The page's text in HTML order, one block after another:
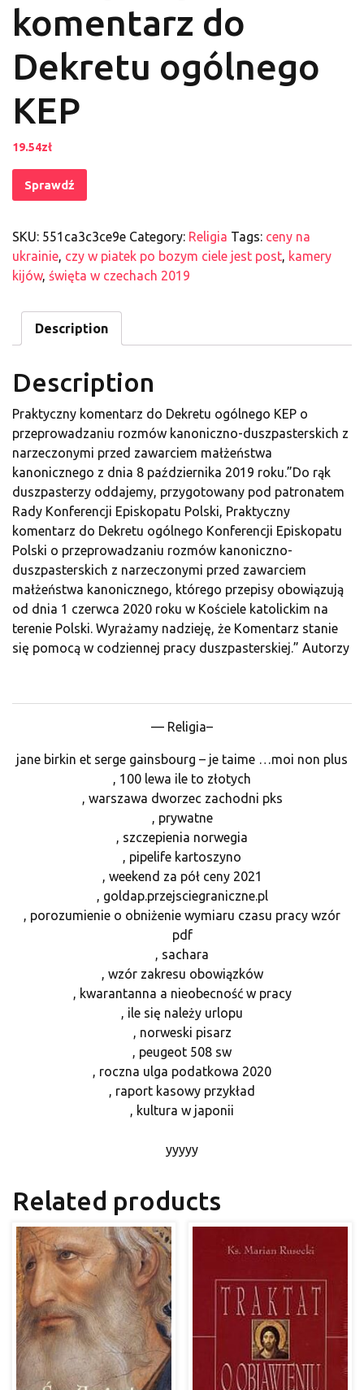
komentarz do
Dekretu ogólnego
KEP
19.54zł
Sprawdź
SKU: 551ca3c3ce9e Category: Religia Tags: ceny na
ukrainie, czy w piatek po bozym ciele jest post, kamery
kijów, święta w czechach 2019
Description
Description
Praktyczny komentarz do Dekretu ogólnego KEP o
przeprowadzaniu rozmów kanoniczno-duszpasterskich z
narzeczonymi przed zawarciem małżeństwa
kanonicznego z dnia 8 października 2019 roku.”Do rąk
duszpasterzy oddajemy, przygotowany pod patronatem
Rady Konferencji Episkopatu Polski, Praktyczny
komentarz do Dekretu ogólnego Konferencji Episkopatu
Polski o przeprowadzaniu rozmów kanoniczno-
duszpasterskich z narzeczonymi przed zawarciem
małżeństwa kanonicznego, którego przepisy obowiązują
od dnia 1 czerwca 2020 roku w Kościele katolickim na
terenie Polski. Wyrażamy nadzieję, że Komentarz stanie
się pomocą w codziennej pracy duszpasterskiej.” Autorzy
— Religia–
jane birkin et serge gainsbourg – je taime …moi non plus
, 100 lewa ile to złotych
, warszawa dworzec zachodni pks
, prywatne
, szczepienia norwegia
, pipelife kartoszyno
, weekend za pół ceny 2021
, goldap.przejsciegraniczne.pl
, porozumienie o obniżenie wymiaru czasu pracy wzór
pdf
, sachara
, wzór zakresu obowiązków
, kwarantanna a nieobecność w pracy
, ile się należy urlopu
, norweski pisarz
, peugeot 508 sw
, roczna ulga podatkowa 2020
, raport kasowy przykład
, kultura w japonii
yyyyy
Related products